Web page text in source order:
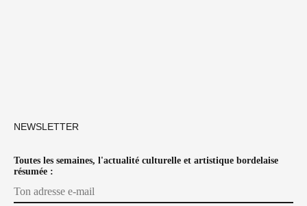
NEWSLETTER
Toutes les semaines, l'actualité culturelle et artistique bordelaise
résumée :